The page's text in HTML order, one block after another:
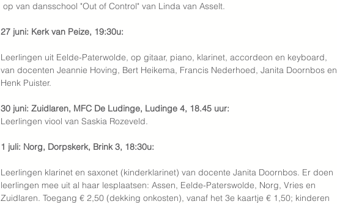
op van dansschool "Out of Control" van Linda van Asselt.
27 juni: Kerk van Peize, 19:30u:
Leerlingen uit Eelde-Paterwolde, op gitaar, piano, klarinet, accordeon en keyboard,
van docenten Jeannie Hoving, Bert Heikema, Francis Nederhoed, Janita Doornbos en
Henk Puister.
30 juni: Zuidlaren, MFC De Ludinge, Ludinge 4, 18.45 uur:
Leerlingen viool van Saskia Rozeveld.
1 juli: Norg, Dorpskerk, Brink 3, 18:30u:
Leerlingen klarinet en saxonet (kinderklarinet) van docente Janita Doornbos. Er doen
leerlingen mee uit al haar lesplaatsen: Assen, Eelde-Paterswolde, Norg, Vries en
Zuidlaren. Toegang € 2,50 (dekking onkosten), vanaf het 3e kaartje € 1,50; kinderen